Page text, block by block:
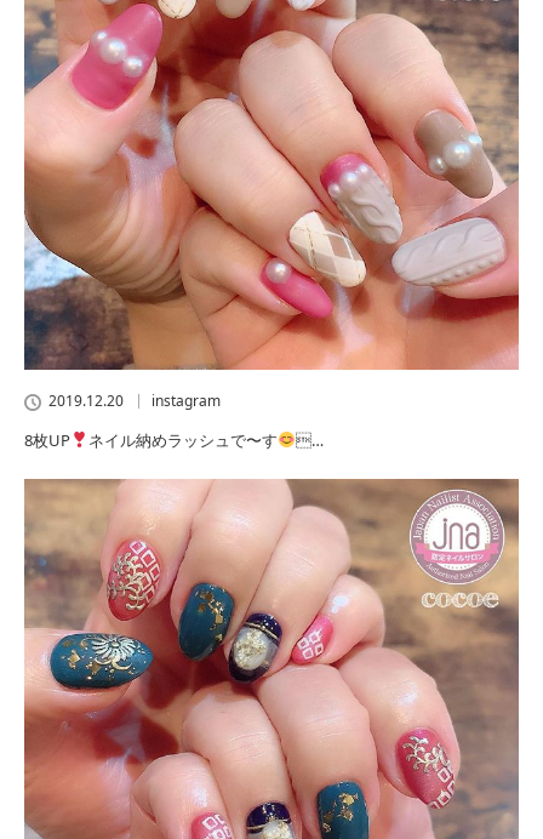
2019.12.20 instagram
8枚UP ネイル納めラッシュで〜す …